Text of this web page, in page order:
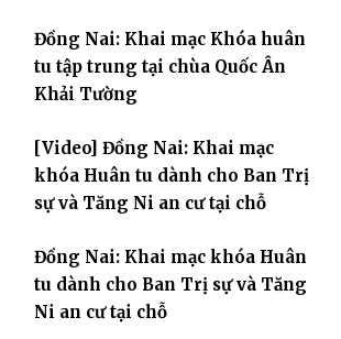
Đồng Nai: Khai mạc Khóa huân
tu tập trung tại chùa Quốc Ân
Khải Tường
[Video] Đồng Nai: Khai mạc
khóa Huân tu dành cho Ban Trị
sự và Tăng Ni an cư tại chỗ
Đồng Nai: Khai mạc khóa Huân
tu dành cho Ban Trị sự và Tăng
Ni an cư tại chỗ